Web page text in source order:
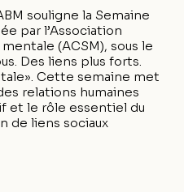
souligne la Semaine
par l’Association
(ACSM), sous le
Des liens plus forts.
Cette semaine met
relations humaines
et le rôle essentiel du
de liens sociaux